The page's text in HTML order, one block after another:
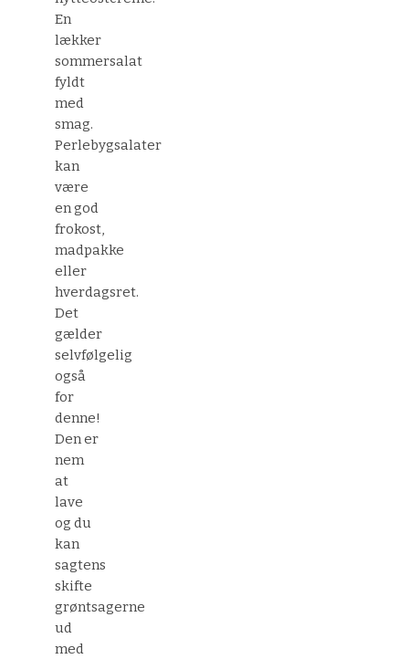
En
lækker
sommersalat
fyldt
med
smag.
Perlebygsalater
kan
være
en god
frokost,
madpakke
eller
hverdagsret.
Det
gælder
selvfølgelig
også
for
denne!
Den er
nem
at
lave
og du
kan
sagtens
skifte
grøntsagerne
ud
med